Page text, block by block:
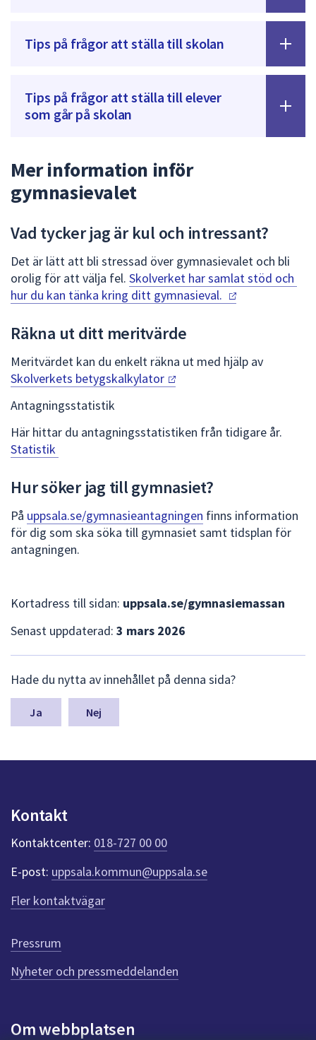
Tips på frågor att ställa till skolan
Tips på frågor att ställa till elever
som går på skolan
Mer information inför
gymnasievalet
Vad tycker jag är kul och intressant?
Det är lätt att bli stressad över gymnasievalet och bli
orolig för att välja fel. Skolverket har samlat stöd och
hur du kan tänka kring ditt gymnasieval.
Räkna ut ditt meritvärde
Meritvärdet kan du enkelt räkna ut med hjälp av
Skolverkets betygskalkylator
Antagningsstatistik
Här hittar du antagningsstatistiken från tidigare år.
Statistik
Hur söker jag till gymnasiet?
På uppsala.se/gymnasieantagningen finns information
för dig som ska söka till gymnasiet samt tidsplan för
antagningen.
Kortadress till sidan: uppsala.se/gymnasiemassan
Senast uppdaterad: 3 mars 2026
ä
m
a
y
n
t
r
ö
e
n
n
i
Hade du nytta av innehållet på denna sida?
Nej
Kontakt
Kontaktcenter: 018-727 00 00
E-post: uppsala.kommun@uppsala.se
Fler kontaktvägar
Pressrum
Nyheter och pressmeddelanden
Om webbplatsen